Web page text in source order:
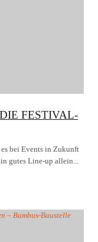
FESTIVAL-
bei Events in Zukunft
gutes Line-up allein...